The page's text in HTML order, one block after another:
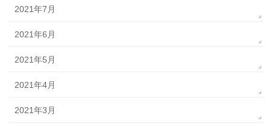
2021年7月
2021年6月
2021年5月
2021年4月
2021年3月